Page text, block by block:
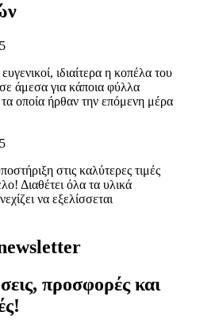
ιδιαίτερα η κοπέλα του
άμεσα για κάποια φύλλα
οποία ήρθαν την επόμενη μέρα
στις καλύτερες τιμές
Διαθέτει όλα τα υλικά
να εξελίσσεται
προσφορές και